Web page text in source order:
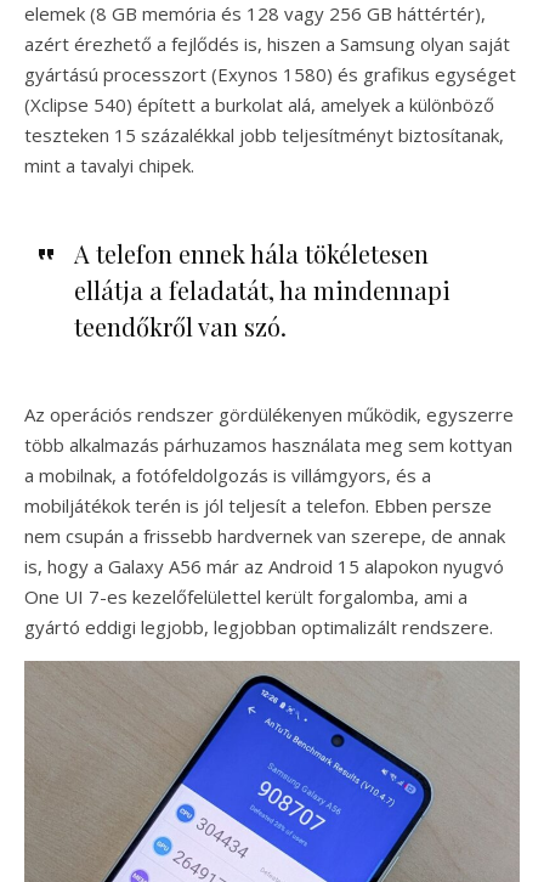
elemek (8 GB memória és 128 vagy 256 GB háttértér),
azért érezhető a fejlődés is, hiszen a Samsung olyan saját
gyártású processzort (Exynos 1580) és grafikus egységet
(Xclipse 540) épített a burkolat alá, amelyek a különböző
teszteken 15 százalékkal jobb teljesítményt biztosítanak,
mint a tavalyi chipek.
A telefon ennek hála tökéletesen
ellátja a feladatát, ha mindennapi
teendőkről van szó.
Az operációs rendszer gördülékenyen működik, egyszerre
több alkalmazás párhuzamos használata meg sem kottyan
a mobilnak, a fotófeldolgozás is villámgyors, és a
mobiljátékok terén is jól teljesít a telefon. Ebben persze
nem csupán a frissebb hardvernek van szerepe, de annak
is, hogy a Galaxy A56 már az Android 15 alapokon nyugvó
One UI 7-es kezelőfelülettel került forgalomba, ami a
gyártó eddigi legjobb, legjobban optimalizált rendszere.